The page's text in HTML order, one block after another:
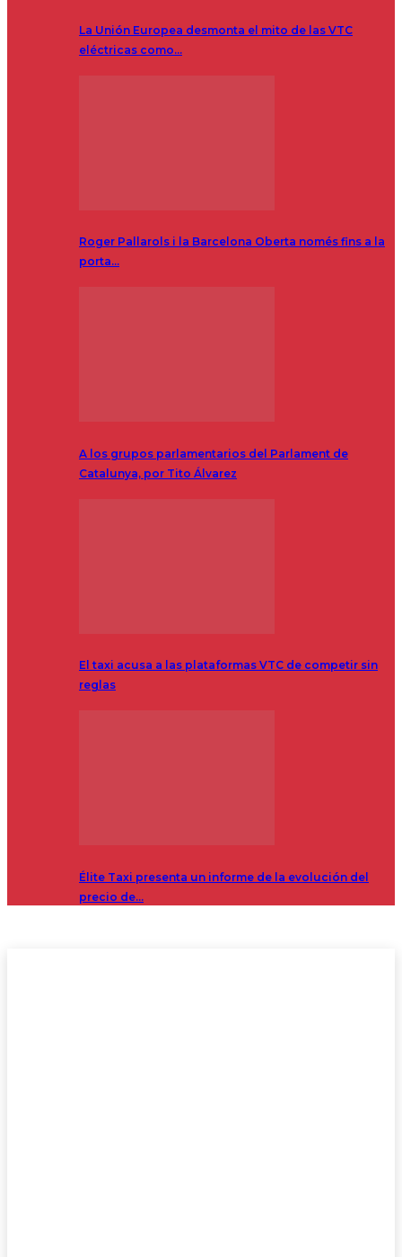
La Unión Europea desmonta el mito de las VTC
eléctricas como…
Roger Pallarols i la Barcelona Oberta només fins a la
porta…
A los grupos parlamentarios del Parlament de
Catalunya, por Tito Álvarez
El taxi acusa a las plataformas VTC de competir sin
reglas
Élite Taxi presenta un informe de la evolución del
precio de…